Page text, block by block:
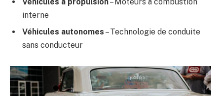
interne
Véhicules autonomes – Technologie de conduite
sans conducteur